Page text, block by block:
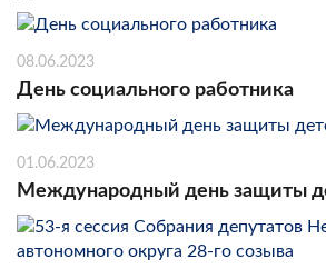
08.06.2023
День социального работника
01.06.2023
Международный день защиты